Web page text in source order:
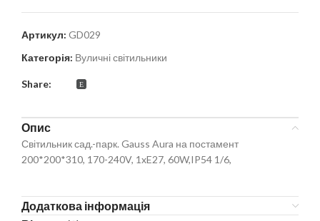
Артикул: GD029
Категорія: Вуличні світильники
Share:
Опис
Світильник сад.-парк. Gauss Aura на постамент
200*200*310, 170-240V, 1xE27, 60W,IP54 1/6,
Додаткова інформація